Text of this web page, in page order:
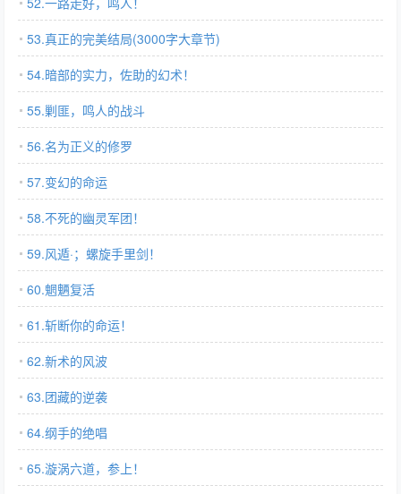
53.真正的完美结局(3000字大章节)
54.暗部的实力，佐助的幻术！
55.剿匪，鸣人的战斗
56.名为正义的修罗
57.变幻的命运
58.不死的幽灵军团！
59.风遁·；螺旋手里剑！
60.魍魉复活
61.斩断你的命运！
62.新术的风波
63.团藏的逆袭
64.纲手的绝唱
65.漩涡六道，参上！